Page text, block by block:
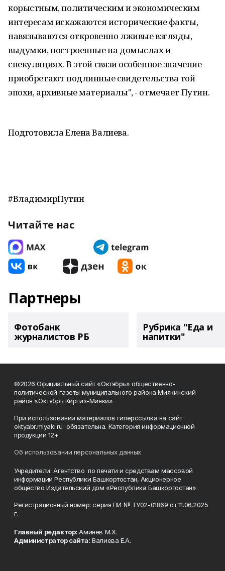
корыстным, политическим и экономическим
интересам искажаются исторические факты,
навязываются откровенно лживые взгляды,
выдумки, построенные на домыслах и
спекуляциях. В этой связи особенное значение
приобретают подлинные свидетельства той
эпохи, архивные материалы", - отмечает Путин.
Подготовила Елена Валиева.
#ВладимирПутин
Читайте нас
Партнеры
Фотобанк
журналистов РБ
Рубрика "Еда и
напитки"
©2026 Официальный сайт «Октябрь» общественно-
политической газеты муниципального района Миякинский
район «Октябрь Киргиз-Мияки»
При использовании материалов гиперссылка на сайт
oktyabr.miyaki.ru обязательна. Категория информационной
продукции 12+
Об использовании персональных данных
Учредители: Агентство по печати и средствам массовой
информации Республики Башкортостан, Акционерное
общество Издательский дом «Республика Башкортостан».
Регистрационный номер: серия ПИ № ТУ02-01869 от 11.06.2025
г.
Главный редактор: Аминев М.Х.
Администратор сайта: Валиева Е.А.